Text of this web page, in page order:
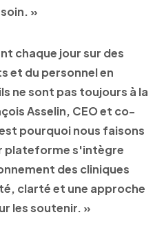
»
chaque jour sur des
et du personnel en
ne sont pas toujours à la
Asselin, CEO et co-
pourquoi nous faisons
plateforme s'intègre
des cliniques
clarté et une approche
les soutenir. »